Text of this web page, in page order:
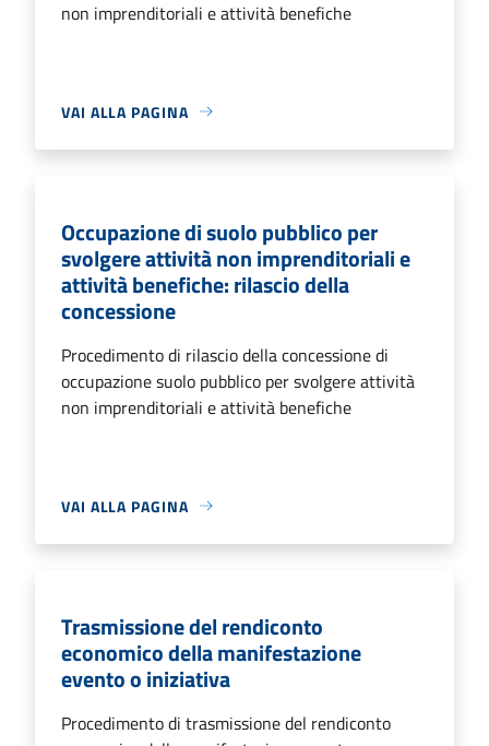
non imprenditoriali e attività benefiche
VAI ALLA PAGINA
Occupazione di suolo pubblico per
svolgere attività non imprenditoriali e
attività benefiche: rilascio della
concessione
Procedimento di rilascio della concessione di
occupazione suolo pubblico per svolgere attività
non imprenditoriali e attività benefiche
VAI ALLA PAGINA
Trasmissione del rendiconto
economico della manifestazione
evento o iniziativa
Procedimento di trasmissione del rendiconto